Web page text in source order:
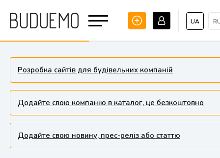
UA
Розробка сайтів для будівельних компаній
Додайте свою компанію в каталог, це безкоштовно
Додайте свою новину, прес-реліз або статтю